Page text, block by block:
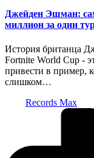
Джейден Эшман:
миллион за один
История британца
Fortnite World Cup -
привести в пример,
слишком…
Records Max